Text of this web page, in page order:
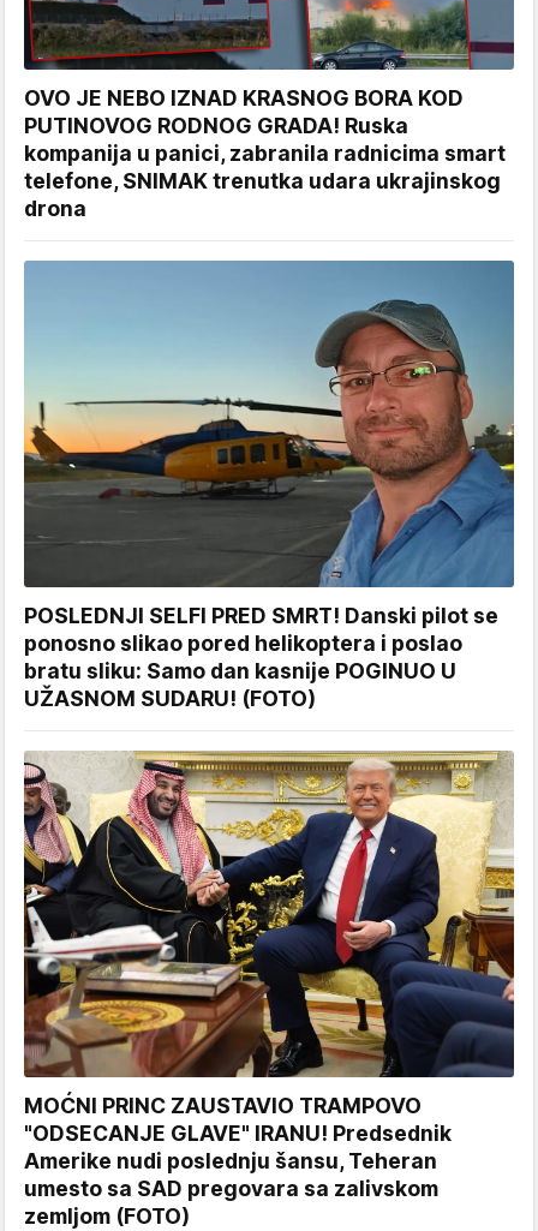
OVO JE NEBO IZNAD KRASNOG BORA KOD
PUTINOVOG RODNOG GRADA! Ruska
kompanija u panici, zabranila radnicima smart
telefone, SNIMAK trenutka udara ukrajinskog
drona
POSLEDNJI SELFI PRED SMRT! Danski pilot se
ponosno slikao pored helikoptera i poslao
bratu sliku: Samo dan kasnije POGINUO U
UŽASNOM SUDARU! (FOTO)
MOĆNI PRINC ZAUSTAVIO TRAMPOVO
"ODSECANJE GLAVE" IRANU! Predsednik
Amerike nudi poslednju šansu, Teheran
umesto sa SAD pregovara sa zalivskom
zemljom (FOTO)